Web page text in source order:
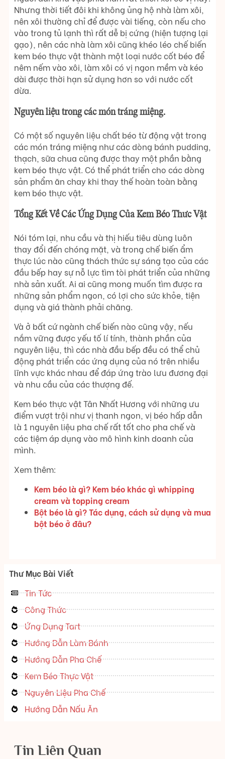
Nhưng thời tiết đôi khi không ủng hộ nhà làm xôi,
nên xôi thường chỉ để được vài tiếng, còn nếu cho
vào trong tủ lạnh thì rất dễ bị cứng (hiện tượng lại
gạo), nên các nhà làm xôi cũng khéo léo chế biến
kem béo thực vật thành một loại nước cốt béo để
nêm nếm vào xôi, làm xôi có vị ngon mềm và kéo
dài được thời hạn sử dụng hơn so với nước cốt
dừa.
Nguyên liệu trong các món tráng miệng.
Có một số nguyên liệu chất béo từ động vật trong
các món tráng miệng như các dòng bánh pudding,
thạch, sữa chua cũng được thay một phần bằng
kem béo thực vật. Có thể phát triển cho các dòng
sản phẩm ăn chay khi thay thế hoàn toàn bằng
kem béo thực vật.
Tổng Kết Về Các Ứng Dụng Của Kem Béo Thưc Vật
Nói tóm lại, nhu cầu và thị hiếu tiêu dùng luôn
thay đổi đến chóng mặt, và trong chế biến ẩm
thực lúc nào cũng thách thức sự sáng tạo của các
đầu bếp hay sự nỗ lực tìm tòi phát triển của những
nhà sản xuất. Ai ai cũng mong muốn tìm được ra
những sản phẩm ngon, có lợi cho sức khỏe, tiện
dụng và giá thành phải chăng.
Và ở bất cứ ngành chế biến nào cũng vậy, nếu
nắm vững được yếu tố lí tính, thành phần của
nguyên liệu, thì các nhà đầu bếp đều có thể chủ
động phát triển các ứng dụng của nó trên nhiều
lĩnh vực khác nhau để đáp ứng trào lưu đương đại
và nhu cầu của các thượng đế.
Kem béo thực vật Tân Nhất Hương với những ưu
điểm vượt trội như vị thanh ngon, vị béo hấp dẫn
là 1 nguyên liệu pha chế rất tốt cho pha chế và
các tiệm áp dụng vào mô hình kinh doanh của
mình.
Xem thêm:
Kem béo là gì? Kem béo khác gì whipping
cream và topping cream
Bột béo là gì? Tác dụng, cách sử dụng và mua
bột béo ở đâu?
Thư Mục Bài Viết
Tin Tức
Công Thức
Ứng Dụng Tart
Hướng Dẫn Làm Bánh
Hướng Dẫn Pha Chế
Kem Béo Thực Vật
Nguyên Liệu Pha Chế
Hướng Dẫn Nấu Ăn
Tin Liên Quan